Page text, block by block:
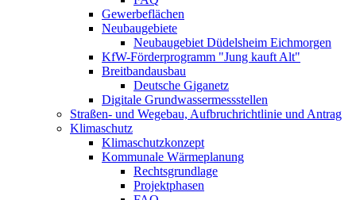
Gewerbeflächen
Neubaugebiete
Neubaugebiet Düdelsheim Eichmorgen
KfW-Förderprogramm "Jung kauft Alt"
Breitbandausbau
Deutsche Giganetz
Digitale Grundwassermessstellen
Straßen- und Wegebau, Aufbruchrichtlinie und Antrag
Klimaschutz
Klimaschutzkonzept
Kommunale Wärmeplanung
Rechtsgrundlage
Projektphasen